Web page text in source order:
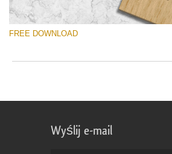
FREE DOWNLOAD
Wyślij e-mail